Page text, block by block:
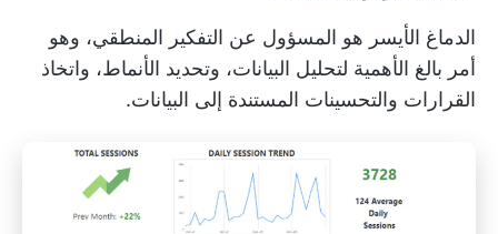
الدماغ الأيسر هو المسؤول عن التفكير المنطقي، وهو
أمر بالغ الأهمية لتحليل البيانات، وتحديد الأنماط، واتخاذ
القرارات والتحسينات المستندة إلى البيانات.